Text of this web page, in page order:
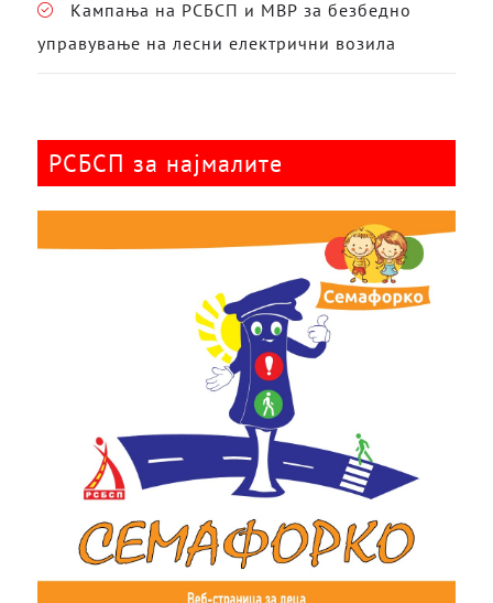
Кампања на РСБСП и МВР за безбедно
управување на лесни електрични возила
РСБСП за најмалите